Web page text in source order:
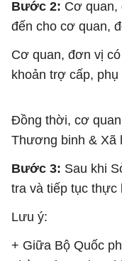
Bước 2: Cơ quan,
đến cho cơ quan,
Cơ quan, đơn vị
khoản trợ cấp,
Đồng thời, cơ
Thương binh & Xã
Bước 3: Sau khi
tra và tiếp tục thực
Lưu ý:
+ Giữa Bộ Quốc